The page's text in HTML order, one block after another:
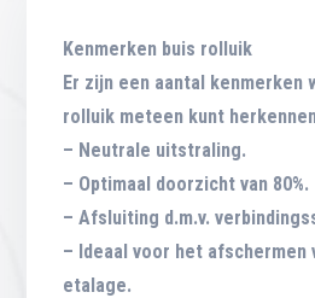
Kenmerken buis rolluik
Er zijn een aantal kenmerken
rolluik meteen kunt
– Neutrale uitstraling.
– Optimaal doorzicht van 80%.
– Afsluiting d.m.v.
– Ideaal voor het afschermen
etalage.